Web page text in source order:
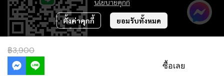
฿3,900
ซื้อเลย
นโยบายคุกกี้
ตั้งค่าคุกกี้ ยอมรับทั้งหมด
Copyright | All Rights Reserved | Powered by MWE